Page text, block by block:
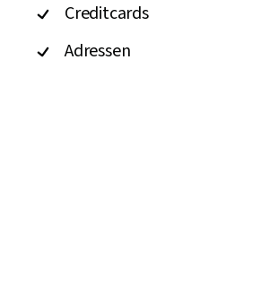
Creditcards
Adressen